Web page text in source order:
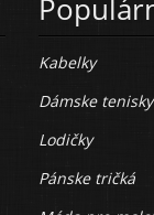
Kabelky
Dámske tenisky
Lodičky
Pánske tričká